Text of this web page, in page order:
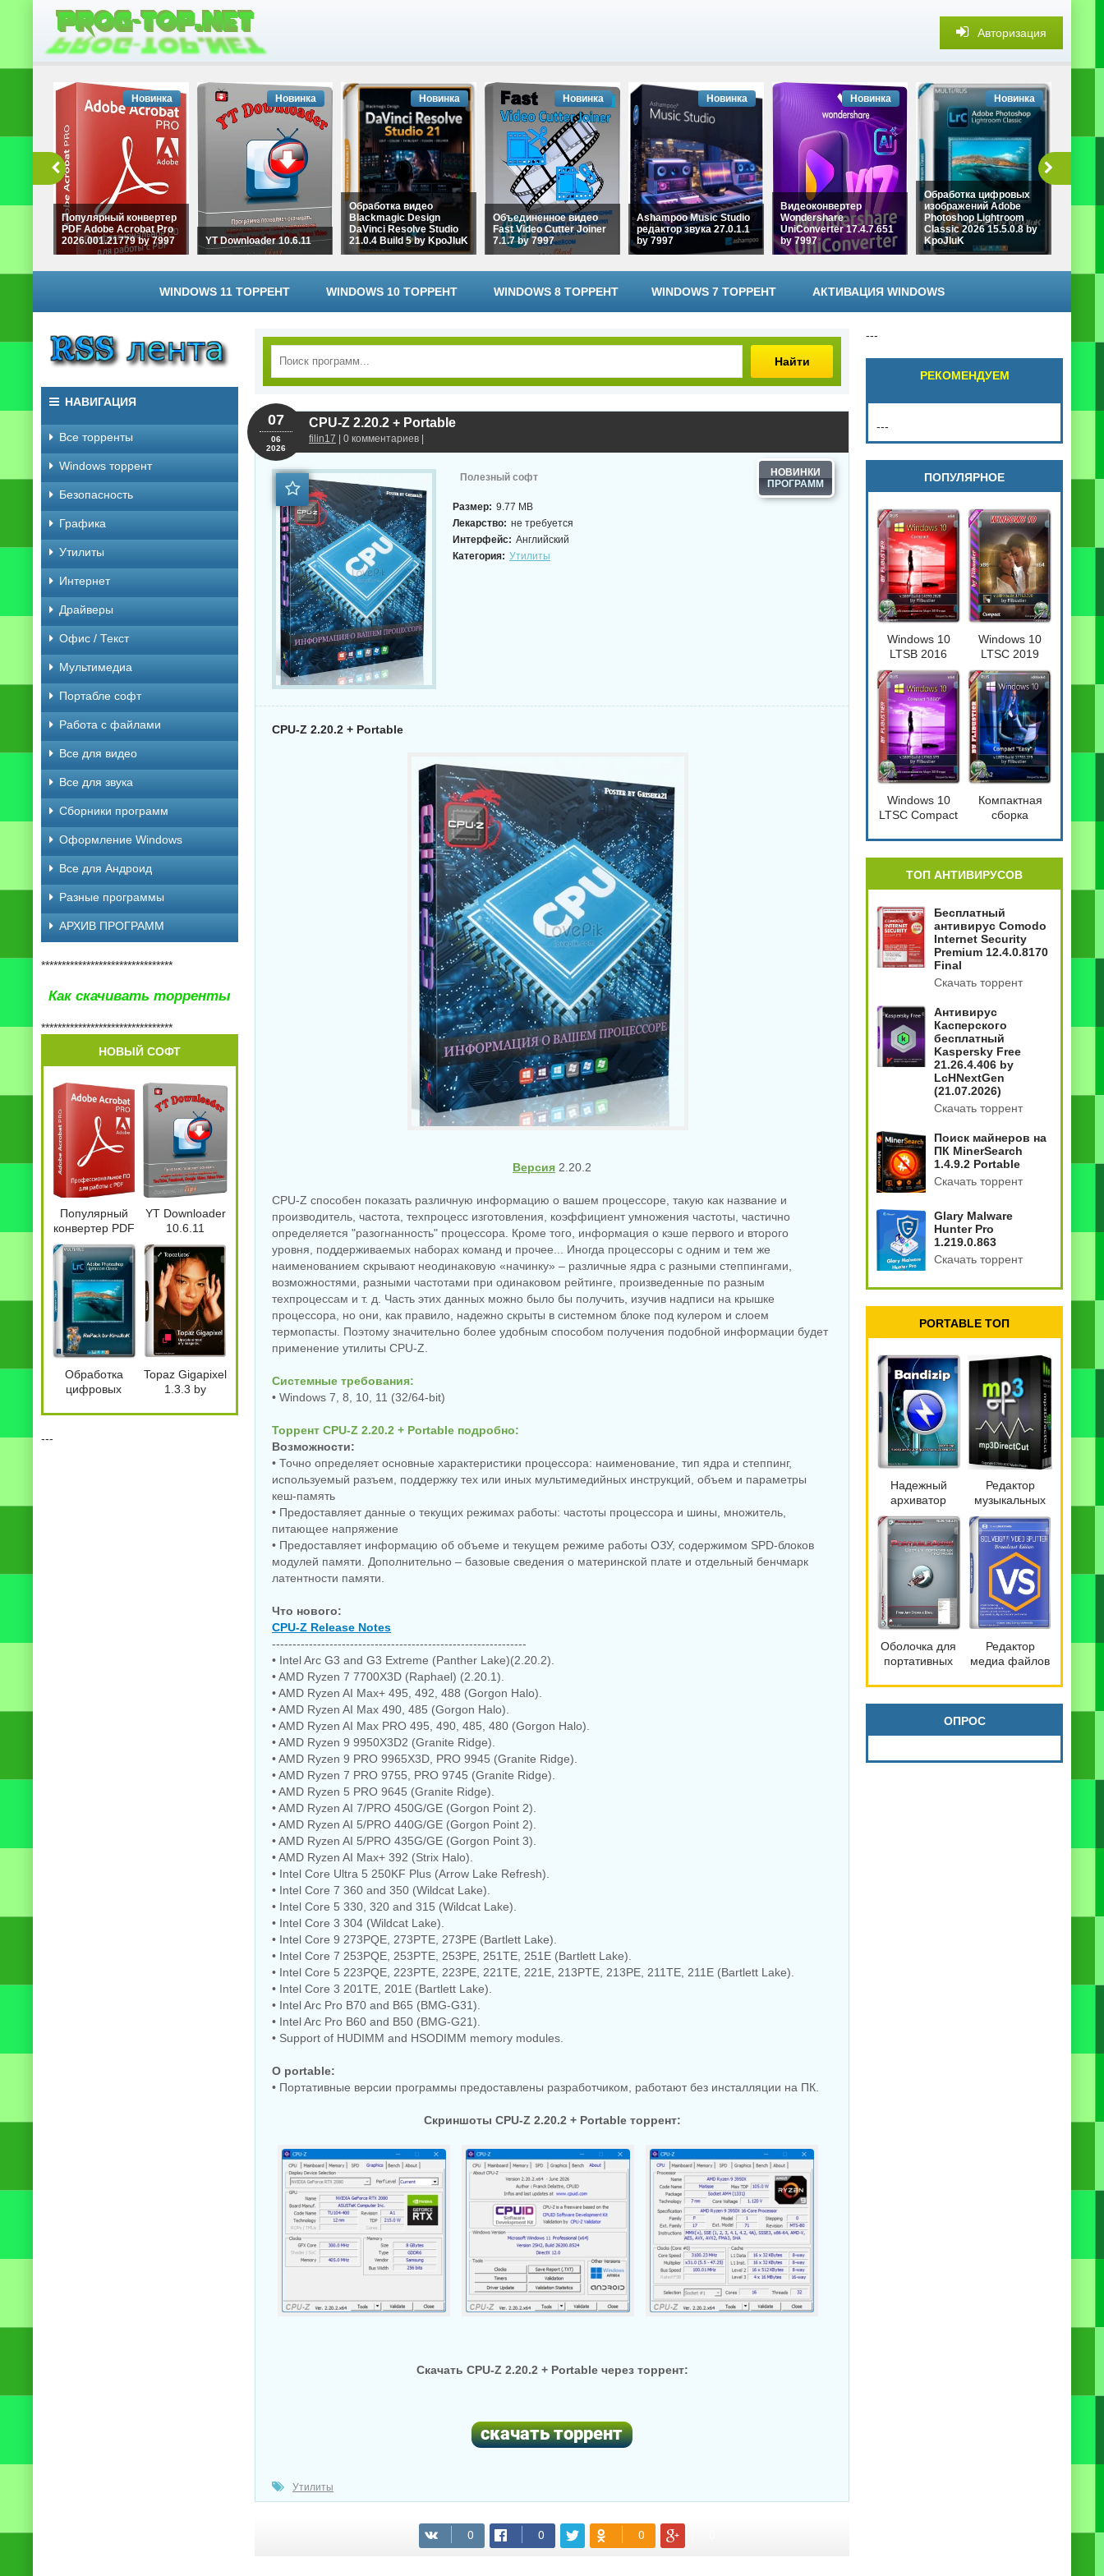
Авторизация
Популярный конвертер
PDF Adobe Acrobat Pro
2026.001.21779 by 7997
Новинка
YT Downloader 10.6.11
Новинка
Обработка видео
Blackmagic Design
DaVinci Resolve Studio
21.0.4 Build 5 by KpoJIuK
Новинка
Объединенное видео
Fast Video Cutter Joiner
7.1.7 by 7997
Новинка
Ashampoo Music Studio
редактор звука 27.0.1.1
by 7997
Новинка
Видеоконвертер
Wondershare
UniConverter 17.4.7.651
by 7997
Новинка
Обработка цифровых
изображений Adobe
Photoshop Lightroom
Classic 2026 15.5.0.8 by
KpoJIuK
Новинка
WINDOWS 11 ТОРРЕНТ WINDOWS 10 ТОРРЕНТ WINDOWS 8 ТОРРЕНТ WINDOWS 7 ТОРРЕНТ АКТИВАЦИЯ WINDOWS
Найти
CPU-Z 2.20.2 + Portable
filin17 | 0 комментариев |
07
06
2026
Полезный софт НОВИНКИ
Размер: 9.77 MB
Лекарство: не требуется
Интерфейс: Английский
Категория: Утилиты
CPU-Z 2.20.2 + Portable
Версия 2.20.2
CPU-Z способен показать различную информацию о вашем процессоре, такую как название и
производитель, частота, техпроцесс изготовления, коэффициент умножения частоты, частично
определяется "разогнанность" процессора. Кроме того, информация о кэше первого и второго
уровня, поддерживаемых наборах команд и прочее... Иногда процессоры с одним и тем же
наименованием скрывают неодинаковую «начинку» – различные ядра с разными степпингами,
возможностями, разными частотами при одинаковом рейтинге, произведенные по разным
техпроцессам и т. д. Часть этих данных можно было бы получить, изучив надписи на крышке
процессора, но они, как правило, надежно скрыты в системном блоке под кулером и слоем
термопасты. Поэтому значительно более удобным способом получения подобной информации будет
применение утилиты CPU-Z.
Системные требования:
• Windows 7, 8, 10, 11 (32/64-bit)
Торрент CPU-Z 2.20.2 + Portable подробно:
Возможности:
• Точно определяет основные характеристики процессора: наименование, тип ядра и степпинг,
используемый разъем, поддержку тех или иных мультимедийных инструкций, объем и параметры
кеш-память
• Предоставляет данные о текущих режимах работы: частоты процессора и шины, множитель,
питающее напряжение
• Предоставляет информацию об объеме и текущем режиме работы ОЗУ, содержимом SPD-блоков
модулей памяти. Дополнительно – базовые сведения о материнской плате и отдельный бенчмарк
латентности памяти.
Что нового:
CPU-Z Release Notes
--------------------------------------------------------------
• Intel Arc G3 and G3 Extreme (Panther Lake)(2.20.2).
• AMD Ryzen 7 7700X3D (Raphael) (2.20.1).
• AMD Ryzen AI Max+ 495, 492, 488 (Gorgon Halo).
• AMD Ryzen AI Max 490, 485 (Gorgon Halo).
• AMD Ryzen AI Max PRO 495, 490, 485, 480 (Gorgon Halo).
• AMD Ryzen 9 9950X3D2 (Granite Ridge).
• AMD Ryzen 9 PRO 9965X3D, PRO 9945 (Granite Ridge).
• AMD Ryzen 7 PRO 9755, PRO 9745 (Granite Ridge).
• AMD Ryzen 5 PRO 9645 (Granite Ridge).
• AMD Ryzen AI 7/PRO 450G/GE (Gorgon Point 2).
• AMD Ryzen AI 5/PRO 440G/GE (Gorgon Point 2).
• AMD Ryzen AI 5/PRO 435G/GE (Gorgon Point 3).
• AMD Ryzen AI Max+ 392 (Strix Halo).
• Intel Core Ultra 5 250KF Plus (Arrow Lake Refresh).
• Intel Core 7 360 and 350 (Wildcat Lake).
• Intel Core 5 330, 320 and 315 (Wildcat Lake).
• Intel Core 3 304 (Wildcat Lake).
• Intel Core 9 273PQE, 273PTE, 273PE (Bartlett Lake).
• Intel Core 7 253PQE, 253PTE, 253PE, 251TE, 251E (Bartlett Lake).
• Intel Core 5 223PQE, 223PTE, 223PE, 221TE, 221E, 213PTE, 213PE, 211TE, 211E (Bartlett Lake).
• Intel Core 3 201TE, 201E (Bartlett Lake).
• Intel Arc Pro B70 and B65 (BMG-G31).
• Intel Arc Pro B60 and B50 (BMG-G21).
• Support of HUDIMM and HSODIMM memory modules.
O portable:
• Портативные версии программы предоставлены разработчиком, работают без инсталляции на ПК.
Скриншоты CPU-Z 2.20.2 + Portable торрент:
Скачать CPU-Z 2.20.2 + Portable через торрент:
(cкачиваний: 47)
Утилиты
НАВИГАЦИЯ
Все торренты
Windows торрент
Безопасность
Графика
Утилиты
Интернет
Драйверы
Офис / Текст
Мультимедиа
Портабле софт
Работа с файлами
Все для видео
Все для звука
Сборники программ
Оформление Windows
Все для Андроид
Разные программы
АРХИВ ПРОГРАММ
********************************
Как скачивать торренты
********************************
НОВЫЙ СОФТ
Популярный
конвертер PDF
Adobe Acrobat
Pro
2026.001.21779
by 7997
YT Downloader
10.6.11
Обработка
цифровых
Adobe
Topaz Gigapixel
1.3.3 by
---
---
РЕКОМЕНДУЕМ
---
ПОПУЛЯРНОЕ
Windows 10
LTSB 2016
Compact
Windows 10
LTSC 2019
Compact
[17763.720] 32-
64бит
Windows 10
LTSC Compact
Компактная
сборка
1809 Compact
4in2
[17763.379]
ТОП АНТИВИРУСОВ
Бесплатный
антивирус Comodo
Internet Security
Premium 12.4.0.8170
Final
Скачать торрент
Антивирус
Касперского
бесплатный
Kaspersky Free
21.26.4.406 by
LcHNextGen
(21.07.2026)
Скачать торрент
Поиск майнеров на
ПК MinerSearch
1.4.9.2 Portable
Скачать торрент
Glary Malware
Hunter Pro
1.219.0.863
Скачать торрент
PORTABLE ТОП
Надежный
архиватор
файлов
Bandizip 7.42
Pro by
Dodakaedr
Редактор
музыкальных
файлов
mp3DirectCut
2.40
Оболочка для
портативных
PortableApps.com
Platform 30.3
Редактор
медиа файлов
Video Splitter
9.0.2603.20
Broadcast
Edition
ОПРОС